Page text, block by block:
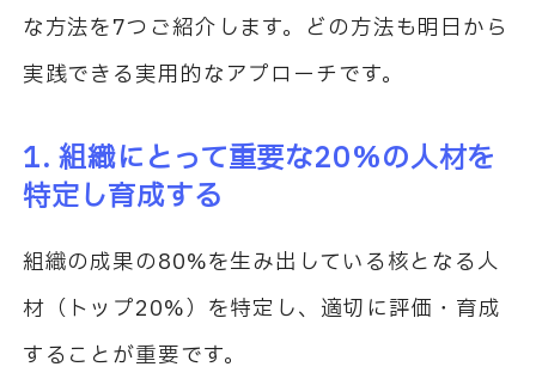
な方法を7つご紹介します。どの方法も明日から
実践できる実用的なアプローチです。
1. 組織にとって重要な20%の人材を
特定し育成する
組織の成果の80%を生み出している核となる人
材（トップ20%）を特定し、適切に評価・育成
することが重要です。